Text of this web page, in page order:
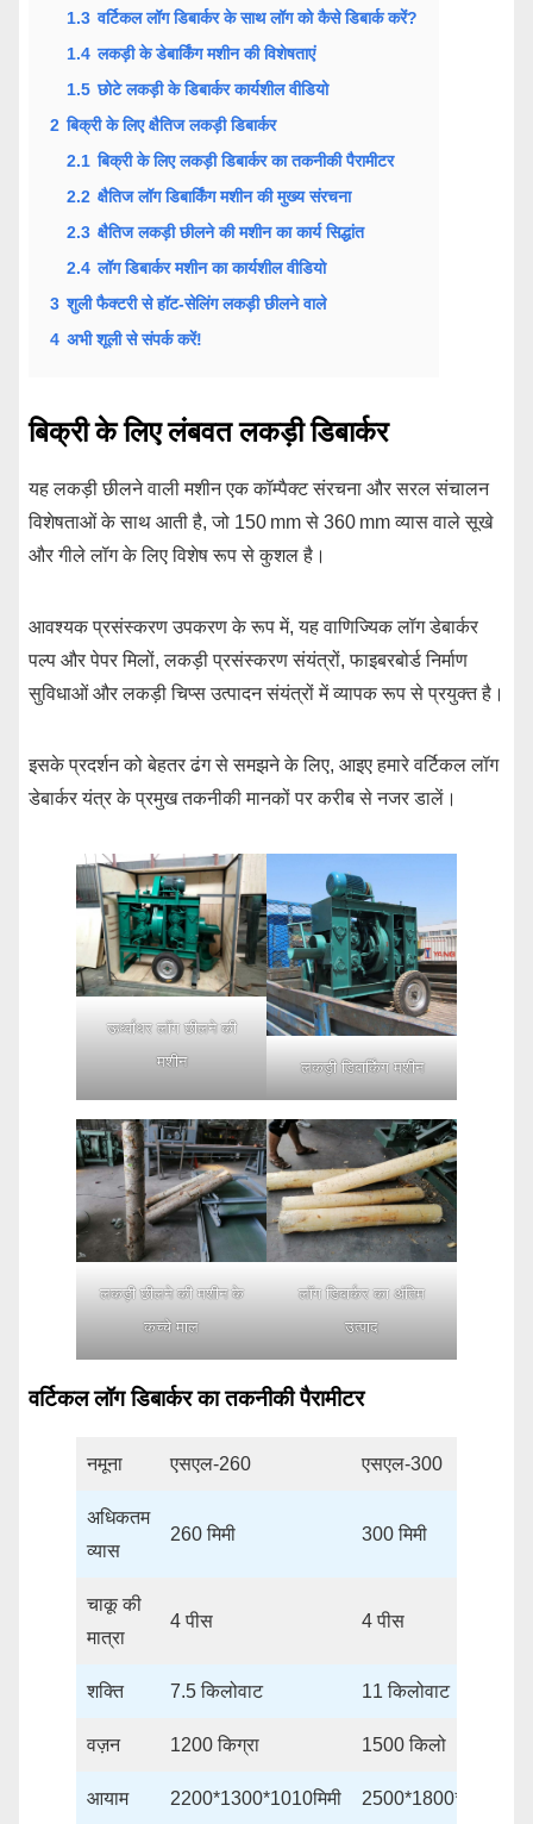
1.3 वर्टिकल लॉग डिबार्कर के साथ लॉग को कैसे डिबार्क करें?
1.4 लकड़ी के डेबार्किंग मशीन की विशेषताएं
1.5 छोटे लकड़ी के डिबार्कर कार्यशील वीडियो
2 बिक्री के लिए क्षैतिज लकड़ी डिबार्कर
2.1 बिक्री के लिए लकड़ी डिबार्कर का तकनीकी पैरामीटर
2.2 क्षैतिज लॉग डिबार्किंग मशीन की मुख्य संरचना
2.3 क्षैतिज लकड़ी छीलने की मशीन का कार्य सिद्धांत
2.4 लॉग डिबार्कर मशीन का कार्यशील वीडियो
3 शुली फैक्टरी से हॉट-सेलिंग लकड़ी छीलने वाले
4 अभी शूली से संपर्क करें!
बिक्री के लिए लंबवत लकड़ी डिबार्कर
यह लकड़ी छीलने वाली मशीन एक कॉम्पैक्ट संरचना और सरल संचालन
विशेषताओं के साथ आती है, जो 150 mm से 360 mm व्यास वाले सूखे
और गीले लॉग के लिए विशेष रूप से कुशल है।
आवश्यक प्रसंस्करण उपकरण के रूप में, यह वाणिज्यिक लॉग डेबार्कर
पल्प और पेपर मिलों, लकड़ी प्रसंस्करण संयंत्रों, फाइबरबोर्ड निर्माण
सुविधाओं और लकड़ी चिप्स उत्पादन संयंत्रों में व्यापक रूप से प्रयुक्त है।
इसके प्रदर्शन को बेहतर ढंग से समझने के लिए, आइए हमारे वर्टिकल लॉग
डेबार्कर यंत्र के प्रमुख तकनीकी मानकों पर करीब से नजर डालें।
ऊर्ध्वाधर लॉग छीलने की
मशीन
लकड़ी डिबार्किंग मशीन
लकड़ी छीलने की मशीन के
कच्चे माल
लॉग डिबार्कर का अंतिम
उत्पाद
वर्टिकल लॉग डिबार्कर का तकनीकी पैरामीटर
नमूना एसएल-260 एसएल-300
अधिकतम
व्यास
260 मिमी 300 मिमी
चाकू की
मात्रा
4 पीस 4 पीस
शक्ति 7.5 किलोवाट 11 किलोवाट
वज़न 1200 किग्रा 1500 किलो
आयाम 2200*1300*1010मिमी 2500*1800*1100मिमी